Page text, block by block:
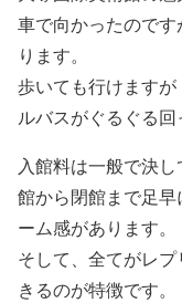
車で向かったので
ります。
歩いても行けます
ルバスがぐるぐる回
入館料は一般で決
館から閉館まで足
ーム感があります。
そして、全てがレ
きるのが特徴です。